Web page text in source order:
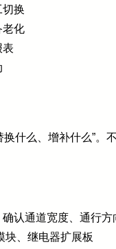
换
老化
表
什么、增补什么”。
认通道宽度、通行方
块、继电器扩展板